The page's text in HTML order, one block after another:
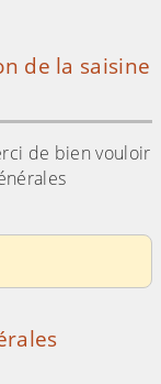
de la saisine
de bien vouloir